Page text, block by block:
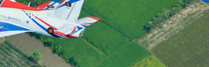
মন্ত্রণালয়